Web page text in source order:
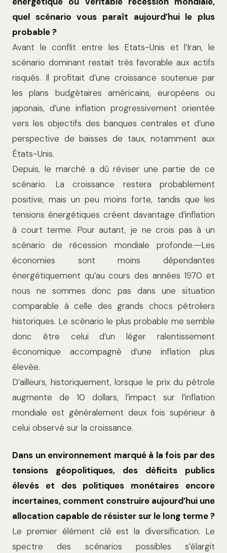
quel scénario vous paraît aujourd’hui le plus
probable ?
Avant le conflit entre les Etats-Unis et l’Iran, le
scénario dominant restait très favorable aux actifs
risqués. Il profitait d’une croissance soutenue par
les plans budgétaires américains, européens ou
japonais, d’une inflation progressivement orientée
vers les objectifs des banques centrales et d’une
perspective de baisses de taux, notamment aux
États-Unis.
Depuis, le marché a dû réviser une partie de ce
scénario. La croissance restera probablement
positive, mais un peu moins forte, tandis que les
tensions énergétiques créent davantage d’inflation
à court terme. Pour autant, je ne crois pas à un
scénario de récession mondiale profonde.
Les
économies sont moins dépendantes
énergétiquement qu’au cours des années 1970 et
nous ne sommes donc pas dans une situation
comparable à celle des grands chocs pétroliers
historiques. Le scénario le plus probable me semble
donc être celui d’un léger ralentissement
économique accompagné d’une inflation plus
élevée.
D’ailleurs, historiquement, lorsque le prix du pétrole
augmente de 10 dollars, l’impact sur l’inflation
mondiale est généralement deux fois supérieur à
celui observé sur la croissance.
Dans un environnement marqué à la fois par des
tensions géopolitiques, des déficits publics
élevés et des politiques monétaires encore
incertaines, comment construire aujourd’hui une
allocation capable de résister sur le long terme ?
Le premier élément clé est la diversification. Le
spectre des scénarios possibles s’élargit